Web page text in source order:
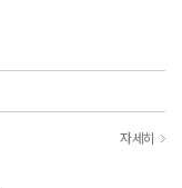
자세히